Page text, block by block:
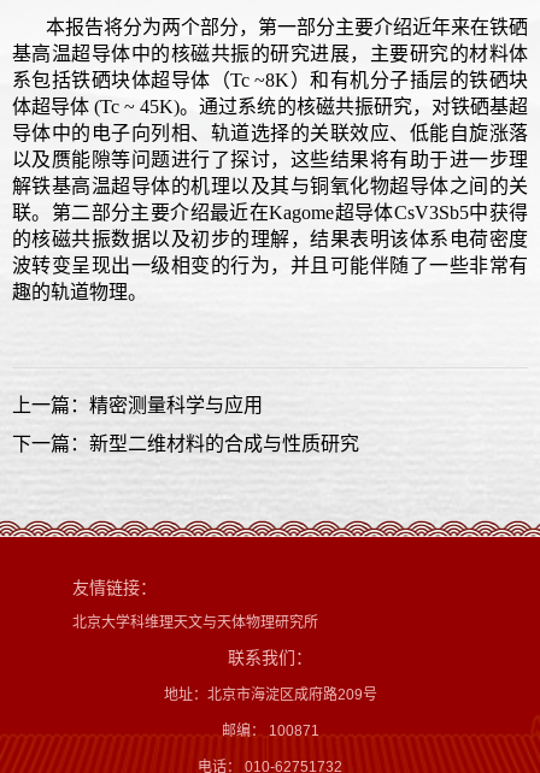
本报告将分为两个部分，第一部分主要介绍近年来在铁硒
基高温超导体中的核磁共振的研究进展，主要研究的材料体
系包括铁硒块体超导体（Tc ~8K）和有机分子插层的铁硒块
体超导体 (Tc ~ 45K)。通过系统的核磁共振研究，对铁硒基超
导体中的电子向列相、轨道选择的关联效应、低能自旋涨落
以及赝能隙等问题进行了探讨，这些结果将有助于进一步理
解铁基高温超导体的机理以及其与铜氧化物超导体之间的关
联。第二部分主要介绍最近在Kagome超导体CsV3Sb5中获得
的核磁共振数据以及初步的理解，结果表明该体系电荷密度
波转变呈现出一级相变的行为，并且可能伴随了一些非常有
趣的轨道物理。
上一篇：精密测量科学与应用
下一篇：新型二维材料的合成与性质研究
友情链接：
北京大学科维理天文与天体物理研究所
联系我们：
地址：北京市海淀区成府路209号
邮编： 100871
电话： 010-62751732